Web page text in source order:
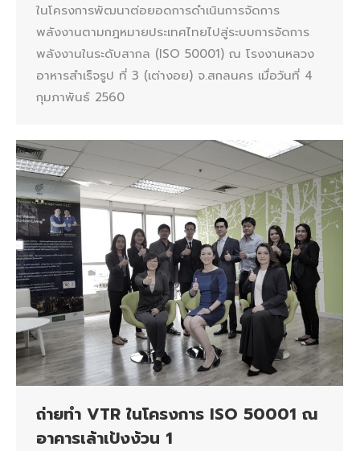
ในโครงการพัฒนาต่อยอดการดำเนินการจัดการ
พลังงานตามกฎหมายประเทศไทยไปสู่ระบบการจัดการ
พลังงานในระดับสากล (ISO 50001) ณ โรงงานหลวง
อาหารสำเร็จรูป ที่ 3 (เต่างอย) จ.สกลนคร เมื่อวันที่ 4
กุมภาพันธ์ 2560
ถ่ายทำ VTR ในโครงการ ISO 50001 ณ
อาคารเล้าเป้งง้วน 1